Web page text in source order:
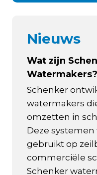
Nieuws
Wat zijn
Watermakers?
Schenker
watermakers
omzetten in
Deze
gebruikt op
commerciële
Schenker